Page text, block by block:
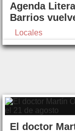
Agenda
Barrios
Locales
El doctor